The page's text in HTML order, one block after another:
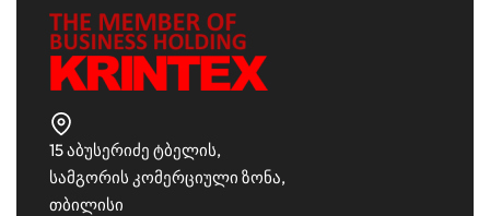
15 აბუსერიძე ტბელის,
სამგორის კომერციული ზონა,
თბილისი